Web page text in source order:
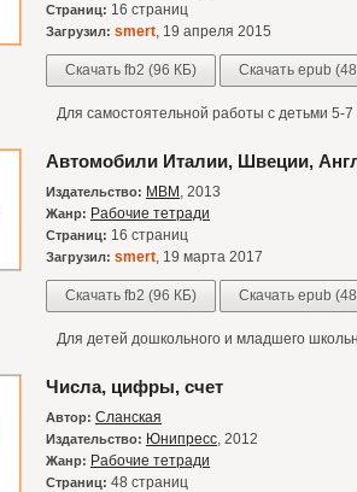
Страниц: 16 страниц
Загрузил: smert, 19 апреля 2015
Скачать fb2 (96 КБ) Скачать epub
Для самостоятельной работы с детьми 5-7
Автомобили Италии, Швеции,
Издательство: МВМ , 2013
Жанр: Рабочие тетради
Страниц: 16 страниц
Загрузил: smert, 19 марта 2017
Скачать fb2 (96 КБ) Скачать epub
Для детей дошкольного и младшего
Числа, цифры, счет
Автор: Сланская
Издательство: Юнипресс, 2012
Жанр: Рабочие тетради
Страниц: 48 страниц